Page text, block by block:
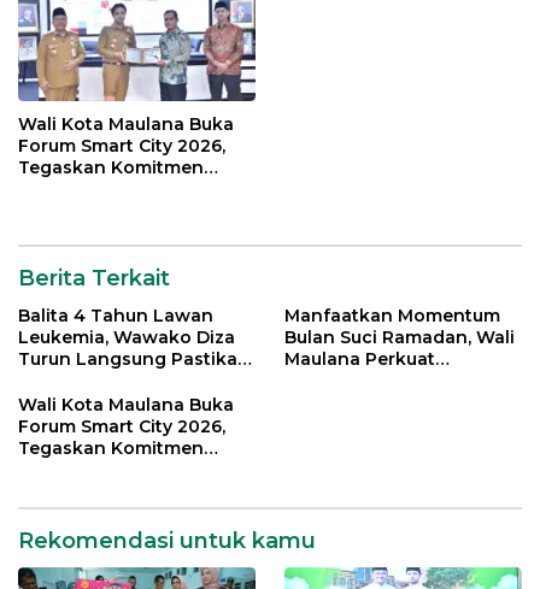
Wali Kota Maulana Buka
Forum Smart City 2026,
Tegaskan Komitmen
Berita Terkait
Balita 4 Tahun Lawan
Leukemia, Wawako Diza
Turun Langsung Pastikan
Manfaatkan Momentum
Bulan Suci Ramadan, Wali
Maulana Perkuat
Wali Kota Maulana Buka
Forum Smart City 2026,
Tegaskan Komitmen
Rekomendasi untuk kamu